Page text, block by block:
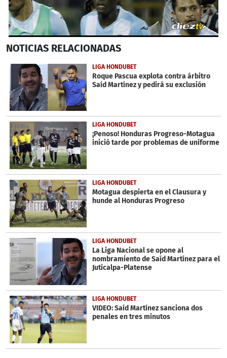
seconds
50
seconds
NOTICIAS RELACIONADAS
LIGA HONDUBET
Roque Pascua explota contra árbitro
Saíd Martínez y pedirá su exclusión
LIGA HONDUBET
¡Penoso! Honduras Progreso-Motagua
inició tarde por problemas de uniforme
LIGA HONDUBET
Motagua despierta en el Clausura y
hunde al Honduras Progreso
LIGA HONDUBET
La Liga Nacional se opone al
nombramiento de Saíd Martínez para el
Juticalpa-Platense
LIGA HONDUBET
VIDEO: Saíd Martínez sanciona dos
penales en tres minutos